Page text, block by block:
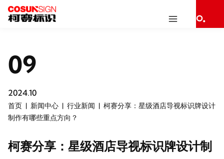
首页 新闻中心 行业新闻
柯赛分享：星级酒店导视标识牌设计
制作有哪些重点方向？
柯赛分享：星级酒店导视标识牌设计制
09
2024.10